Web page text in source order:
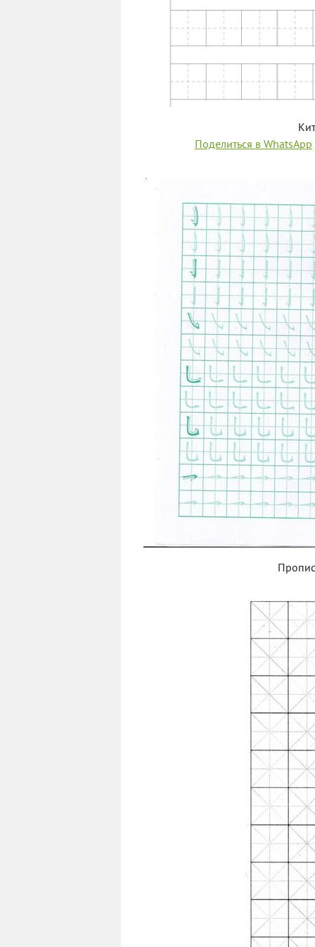
Поделиться в WhatsApp